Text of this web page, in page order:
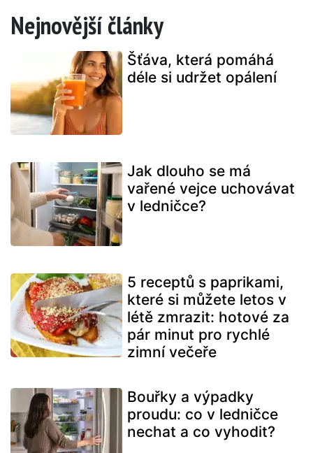
Nejnovější články
Šťáva, která pomáhá
déle si udržet opálení
Jak dlouho se má
vařené vejce uchovávat
v ledničce?
5 receptů s paprikami,
které si můžete letos v
létě zmrazit: hotové za
pár minut pro rychlé
zimní večeře
Bouřky a výpadky
proudu: co v ledničce
nechat a co vyhodit?